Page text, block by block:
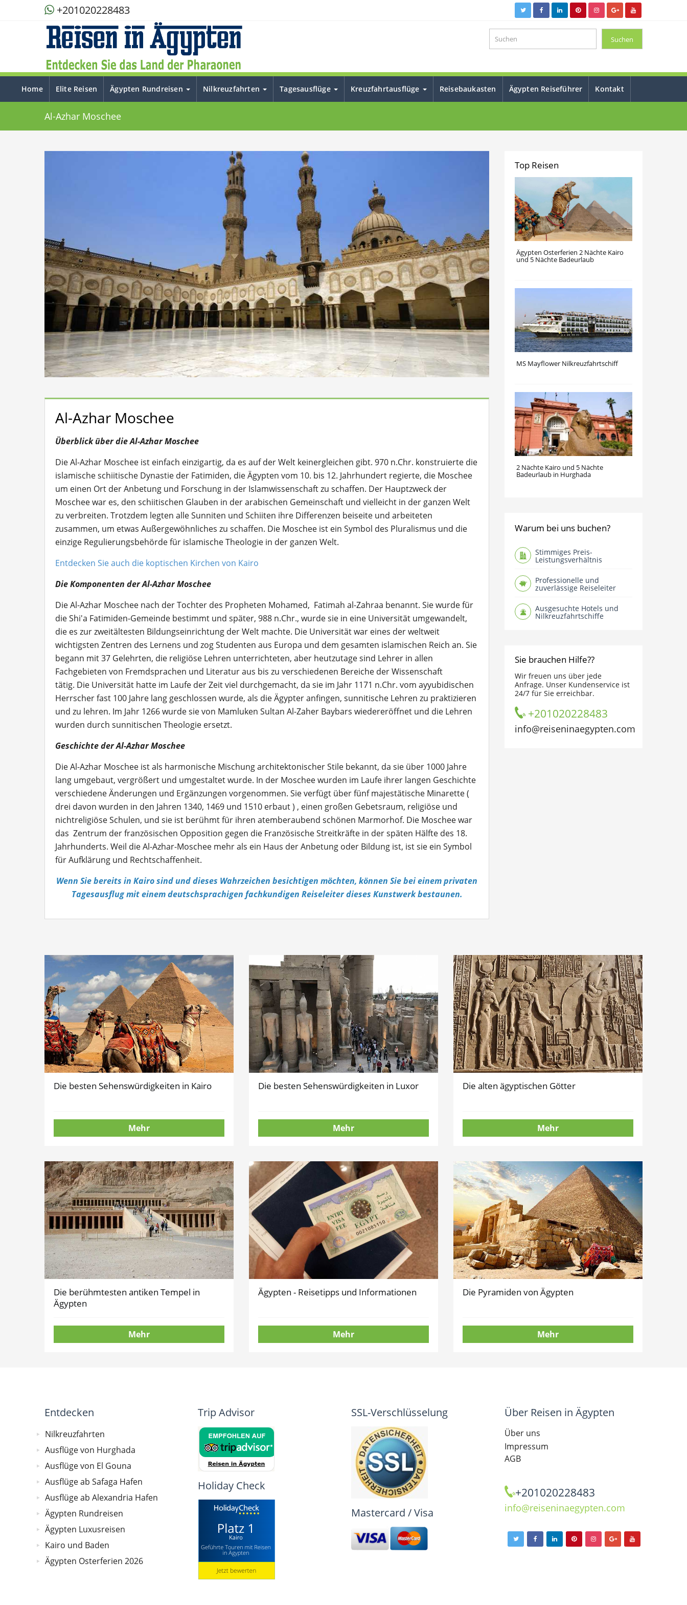
+201020228483
Home Elite Reisen Ägypten Rundreisen Nilkreuzfahrten Tagesausflüge Kreuzfahrtausflüge Reisebaukasten Ägypten Reiseführer Kontakt
Al-Azhar Moschee
Al-Azhar Moschee
Überblick über die Al-Azhar Moschee
Die Al-Azhar Moschee ist einfach einzigartig, da es auf der Welt keinergleichen gibt. 970 n.Chr. konstruierte die
islamische schiitische Dynastie der Fatimiden, die Ägypten vom 10. bis 12. Jahrhundert regierte, die Moschee
um einen Ort der Anbetung und Forschung in der Islamwissenschaft zu schaffen. Der Hauptzweck der
Moschee war es, den schiitischen Glauben in der arabischen Gemeinschaft und vielleicht in der ganzen Welt
zu verbreiten. Trotzdem legten alle Sunniten und Schiiten ihre Differenzen beiseite und arbeiteten
zusammen, um etwas Außergewöhnliches zu schaffen. Die Moschee ist ein Symbol des Pluralismus und die
einzige Regulierungsbehörde für islamische Theologie in der ganzen Welt.
Entdecken Sie auch die koptischen Kirchen von Kairo
Die Komponenten der Al-Azhar Moschee
Die Al-Azhar Moschee nach der Tochter des Propheten Mohamed, Fatimah al-Zahraa benannt. Sie wurde für
die Shi'a Fatimiden-Gemeinde bestimmt und später, 988 n.Chr., wurde sie in eine Universität umgewandelt,
die es zur zweitältesten Bildungseinrichtung der Welt machte. Die Universität war eines der weltweit
wichtigsten Zentren des Lernens und zog Studenten aus Europa und dem gesamten islamischen Reich an. Sie
begann mit 37 Gelehrten, die religiöse Lehren unterrichteten, aber heutzutage sind Lehrer in allen
Fachgebieten von Fremdsprachen und Literatur aus bis zu verschiedenen Bereiche der Wissenschaft
tätig. Die Universität hatte im Laufe der Zeit viel durchgemacht, da sie im Jahr 1171 n.Chr. vom ayyubidischen
Herrscher fast 100 Jahre lang geschlossen wurde, als die Ägypter anfingen, sunnitische Lehren zu praktizieren
und zu lehren. Im Jahr 1266 wurde sie von Mamluken Sultan Al-Zaher Baybars wiedereröffnet und die Lehren
wurden durch sunnitischen Theologie ersetzt.
Geschichte der Al-Azhar Moschee
Die Al-Azhar Moschee ist als harmonische Mischung architektonischer Stile bekannt, da sie über 1000 Jahre
lang umgebaut, vergrößert und umgestaltet wurde. In der Moschee wurden im Laufe ihrer langen Geschichte
verschiedene Änderungen und Ergänzungen vorgenommen. Sie verfügt über fünf majestätische Minarette (
drei davon wurden in den Jahren 1340, 1469 und 1510 erbaut ) , einen großen Gebetsraum, religiöse und
nichtreligiöse Schulen, und sie ist berühmt für ihren atemberaubend schönen Marmorhof. Die Moschee war
das Zentrum der französischen Opposition gegen die Französische Streitkräfte in der späten Hälfte des 18.
Jahrhunderts. Weil die Al-Azhar-Moschee mehr als ein Haus der Anbetung oder Bildung ist, ist sie ein Symbol
für Aufklärung und Rechtschaffenheit.
Wenn Sie bereits in Kairo sind und dieses Wahrzeichen besichtigen möchten, können Sie bei einem privaten
Tagesausflug mit einem deutschsprachigen fachkundigen Reiseleiter dieses Kunstwerk bestaunen.
Top Reisen
Ägypten Osterferien 2 Nächte Kairo
und 5 Nächte Badeurlaub
MS Mayflower Nilkreuzfahrtschiff
2 Nächte Kairo und 5 Nächte
Badeurlaub in Hurghada
Warum bei uns buchen?
Stimmiges Preis-
Leistungsverhältnis
Professionelle und
zuverlässige Reiseleiter
Ausgesuchte Hotels und
Nilkreuzfahrtschiffe
Sie brauchen Hilfe??
Wir freuen uns über jede
Anfrage. Unser Kundenservice ist
24/7 für Sie erreichbar.
+201020228483
info@reiseninaegypten.com
Die besten Sehenswürdigkeiten in Kairo
Mehr
Die besten Sehenswürdigkeiten in Luxor
Mehr
Die alten ägyptischen Götter
Mehr
Die berühmtesten antiken Tempel in
Ägypten
Mehr
Ägypten - Reisetipps und Informationen
Mehr
Die Pyramiden von Ägypten
Mehr
Entdecken
Nilkreuzfahrten
Ausflüge von Hurghada
Ausflüge von El Gouna
Ausflüge ab Safaga Hafen
Ausflüge ab Alexandria Hafen
Ägypten Rundreisen
Ägypten Luxusreisen
Kairo und Baden
Ägypten Osterferien 2026
Trip Advisor
Holiday Check
SSL-Verschlüsselung
Mastercard / Visa
Über Reisen in Ägypten
Über uns
Impressum
AGB
+201020228483
info@reiseninaegypten.com